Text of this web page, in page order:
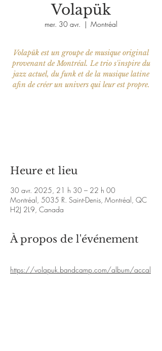
Volapük
mer. 30 avr.
  |
Montréal
Volapük est un groupe de musique original
provenant de Montréal. Le trio s'inspire du
jazz actuel, du funk et de la musique latine
Heure et lieu
30 avr. 2025, 21 h 30 – 22 h 00
Montréal, 5035 R. Saint-Denis, Montréal, QC
H2J 2L9, Canada
À propos de l'événement
https://volapuk.bandcamp.com/album/accal